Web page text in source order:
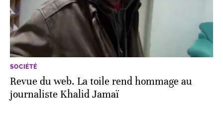
SOCIÉTÉ
Revue du web. La toile rend hommage au
journaliste Khalid Jamaï